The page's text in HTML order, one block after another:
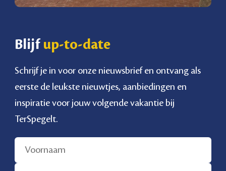
Blijf up-to-date
Schrijf je in voor onze nieuwsbrief en ontvang als
eerste de leukste nieuwtjes, aanbiedingen en
inspiratie voor jouw volgende vakantie bij
TerSpegelt.